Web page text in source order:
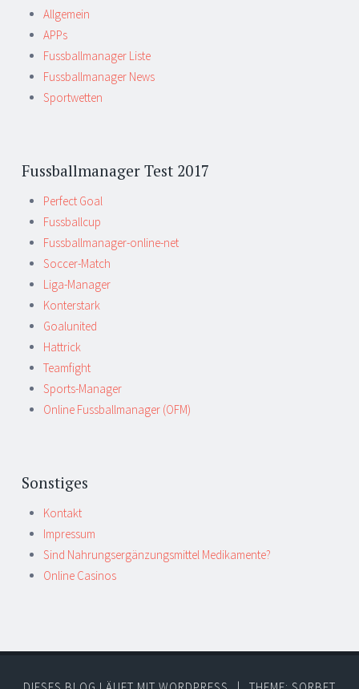
Allgemein
APPs
Fussballmanager Liste
Fussballmanager News
Sportwetten
Fussballmanager Test 2017
Perfect Goal
Fussballcup
Fussballmanager-online-net
Soccer-Match
Liga-Manager
Konterstark
Goalunited
Hattrick
Teamfight
Sports-Manager
Online Fussballmanager (OFM)
Sonstiges
Kontakt
Impressum
Sind Nahrungsergänzungsmittel Medikamente?
Online Casinos